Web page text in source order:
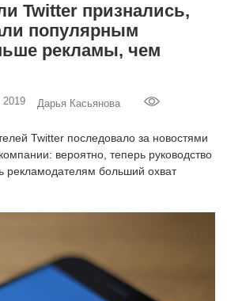
Twitter признались,
популярным
рекламы, чем
2019 Дарья Касьянова
Twitter последовало за новостями
вероятно, теперь руководство
рекламодателям больший охват